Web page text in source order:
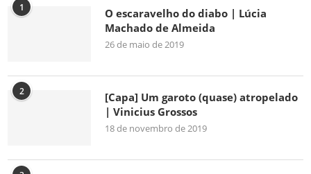
1
O escaravelho do diabo | Lúcia
Machado de Almeida
26 de maio de 2019
2
[Capa] Um garoto (quase) atropelado
| Vinicius Grossos
18 de novembro de 2019